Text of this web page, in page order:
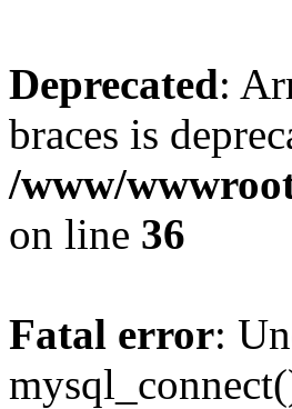
Deprecated:
braces is
/www/
on line 36
Fatal error: